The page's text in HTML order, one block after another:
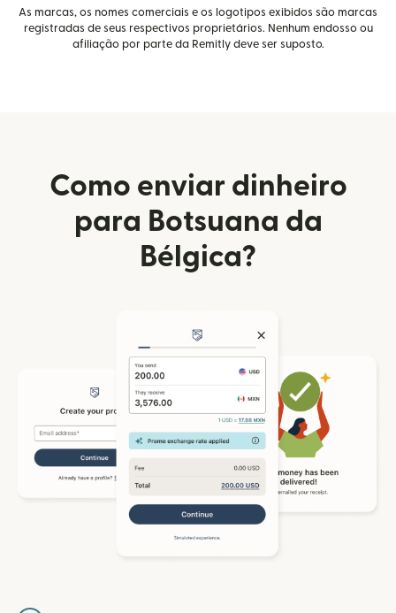
As marcas, os nomes comerciais e os logotipos exibidos são marcas
registradas de seus respectivos proprietários. Nenhum endosso ou
afiliação por parte da Remitly deve ser suposto.
Como enviar dinheiro
para Botsuana da
Bélgica?